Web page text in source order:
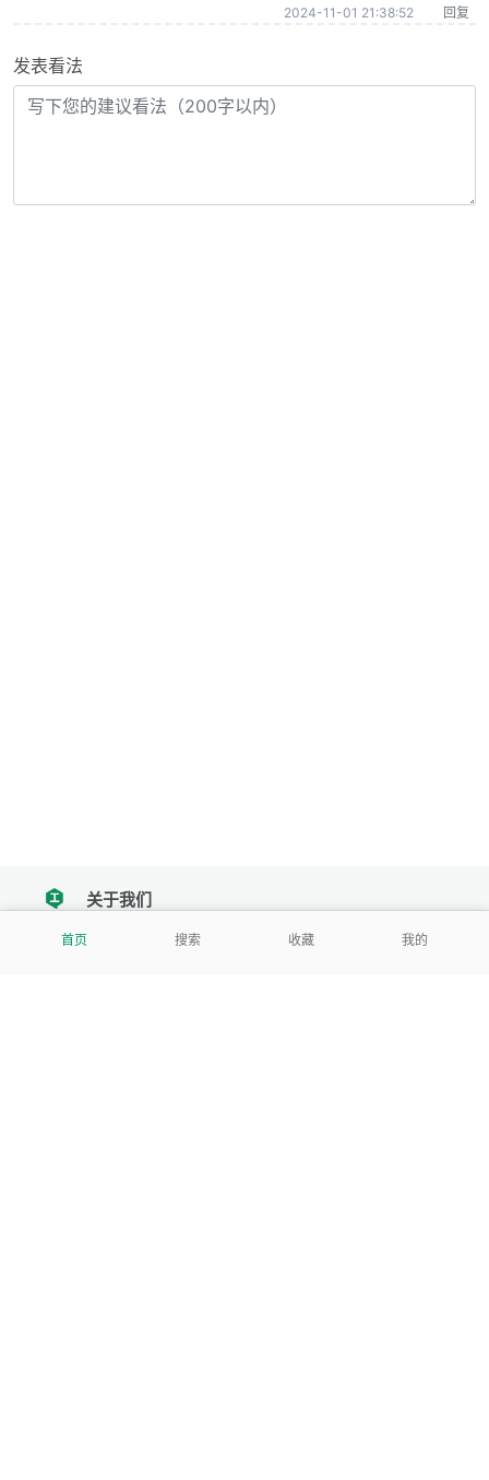
2024-11-01 21:38:52 回复
发表看法
首页 搜索 收藏 我的
tencent关于我们
我们努力把每一个工具做成批量处理的产品